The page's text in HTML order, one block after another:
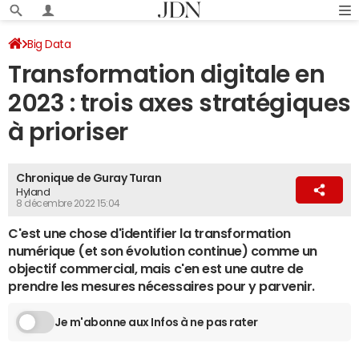
Big Data
Transformation digitale en
2023 : trois axes stratégiques
à prioriser
Chronique de Guray Turan
Hyland
8 décembre 2022 15:04
C'est une chose d'identifier la transformation
numérique (et son évolution continue) comme un
objectif commercial, mais c'en est une autre de
prendre les mesures nécessaires pour y parvenir.
Je m'abonne aux Infos à ne pas rater